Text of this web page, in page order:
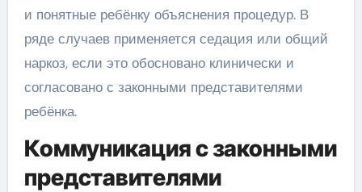
и понятные ребёнку объяснения процедур. В
ряде случаев применяется седация или общий
наркоз, если это обосновано клинически и
согласовано с законными представителями
ребёнка.
Коммуникация с законными
представителями